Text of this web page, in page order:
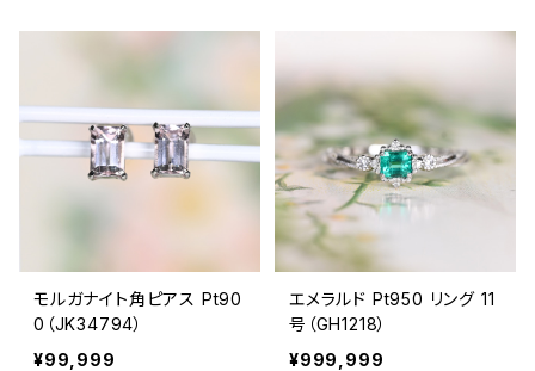
モルガナイト角ピアス Pt90
0（JK34794）
¥99,999
エメラルド Pt950 リング 11
号（GH1218）
¥999,999